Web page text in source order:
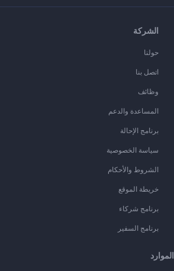
الشركة
حولنا
اتصل بنا
وظائف
المساعدة والدعم
برنامج الإحالة
سياسة الخصوصية
الشروط والأحكام
خريطة الموقع
برنامج شركاء
برنامج السفير
الموارد